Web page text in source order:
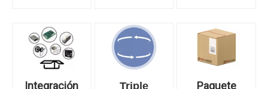
Integración
Triple
Paquete